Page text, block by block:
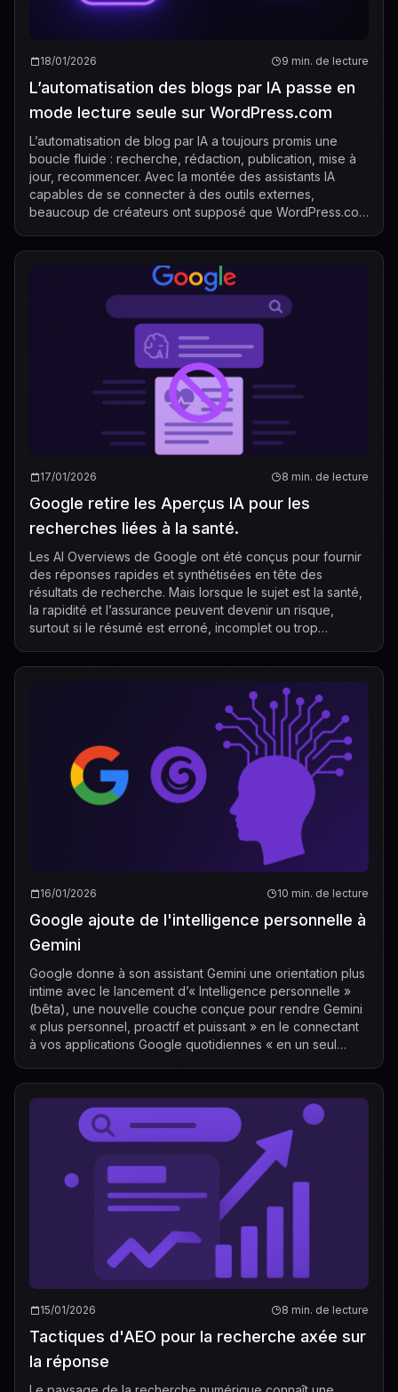
18/01/2026 9 min. de lecture
L’automatisation des blogs par IA passe en
mode lecture seule sur WordPress.com
L’automatisation de blog par IA a toujours promis une
boucle fluide : recherche, rédaction, publication, mise à
jour, recommencer. Avec la montée des assistants IA
capables de se connecter à des outils externes,
beaucoup de créateurs ont supposé que WordPress.com
17/01/2026 8 min. de lecture
Google retire les Aperçus IA pour les
recherches liées à la santé.
Les AI Overviews de Google ont été conçus pour fournir
des réponses rapides et synthétisées en tête des
résultats de recherche. Mais lorsque le sujet est la santé,
la rapidité et l’assurance peuvent devenir un risque,
surtout si le résumé est erroné, incomplet ou trop
16/01/2026 10 min. de lecture
Google ajoute de l'intelligence personnelle à
Gemini
Google donne à son assistant Gemini une orientation plus
intime avec le lancement d’« Intelligence personnelle »
(bêta), une nouvelle couche conçue pour rendre Gemini
« plus personnel, proactif et puissant » en le connectant
à vos applications Google quotidiennes « en un seul
15/01/2026 8 min. de lecture
Tactiques d'AEO pour la recherche axée sur
la réponse